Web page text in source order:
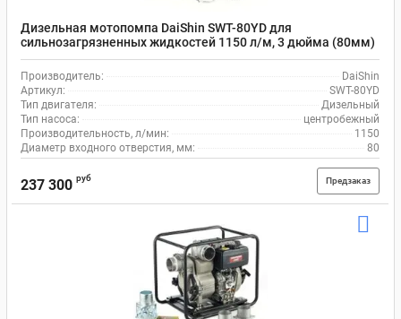
Дизельная мотопомпа DaiShin SWT-80YD для
сильнозагрязненных жидкостей 1150 л/м, 3 дюйма (80мм)
Производитель:
DaiShin
Артикул:
SWT-80YD
Тип двигателя:
Дизельный
Тип насоса:
центробежный
Производительность, л/мин:
1150
Диаметр входного отверстия, мм:
80
237 300 руб Предзаказ